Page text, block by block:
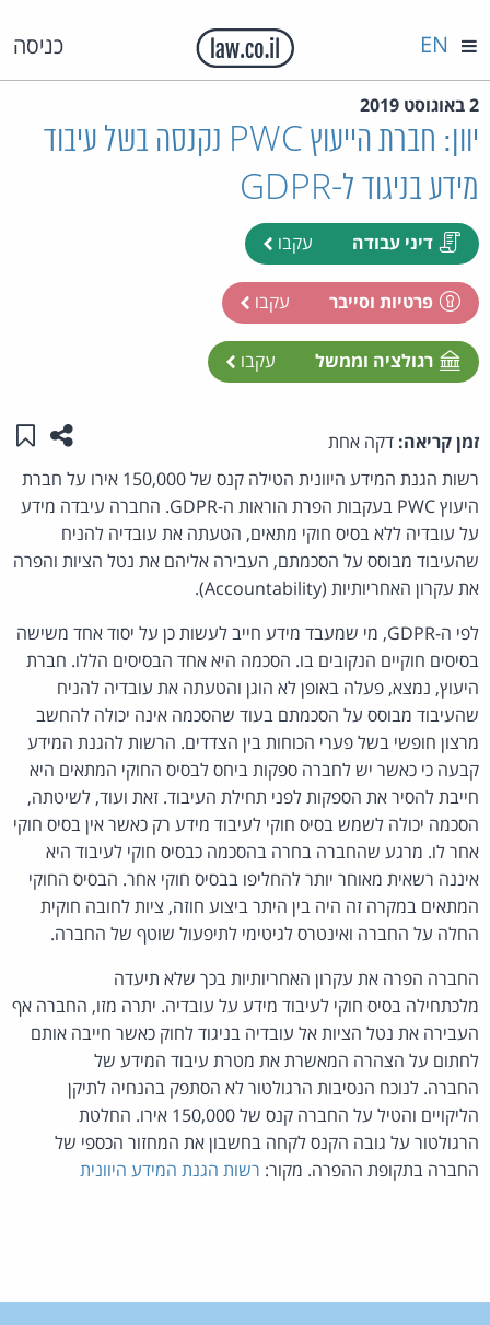
כניסה EN
2 באוגוסט 2019
יוון: חברת הייעוץ PWC נקנסה בשל עיבוד
מידע בניגוד ל-GDPR
דיני עבודה עקבו
פרטיות וסייבר עקבו
רגולציה וממשל עקבו
זמן קריאה: דקה אחת שתפו
רשות הגנת המידע היוונית הטילה קנס של 150,000 אירו על חברת
היעוץ PWC בעקבות הפרת הוראות ה-GDPR. החברה עיבדה מידע
על עובדיה ללא בסיס חוקי מתאים, הטעתה את עובדיה להניח
שהעיבוד מבוסס על הסכמתם, העבירה אליהם את נטל הציות והפרה
את עקרון האחריותיות (Accountability).
לפי ה-GDPR, מי שמעבד מידע חייב לעשות כן על יסוד אחד משישה
בסיסים חוקיים הנקובים בו. הסכמה היא אחד הבסיסים הללו. חברת
היעוץ, נמצא, פעלה באופן לא הוגן והטעתה את עובדיה להניח
שהעיבוד מבוסס על הסכמתם בעוד שהסכמה אינה יכולה להחשב
מרצון חופשי בשל פערי הכוחות בין הצדדים. הרשות להגנת המידע
קבעה כי כאשר יש לחברה ספקות ביחס לבסיס החוקי המתאים היא
חייבת להסיר את הספקות לפני תחילת העיבוד. זאת ועוד, לשיטתה,
הסכמה יכולה לשמש בסיס חוקי לעיבוד מידע רק כאשר אין בסיס חוקי
אחר לו. מרגע שהחברה בחרה בהסכמה כבסיס חוקי לעיבוד היא
איננה רשאית מאוחר יותר להחליפו בבסיס חוקי אחר. הבסיס החוקי
המתאים במקרה זה היה בין היתר ביצוע חוזה, ציות לחובה חוקית
החלה על החברה ואינטרס לגיטימי לתיפעול שוטף של החברה.
החברה הפרה את עקרון האחריותיות בכך שלא תיעדה
מלכתחילה בסיס חוקי לעיבוד מידע על עובדיה. יתרה מזו, החברה אף
העבירה את נטל הציות אל עובדיה בניגוד לחוק כאשר חייבה אותם
לחתום על הצהרה המאשרת את מטרת עיבוד המידע של
החברה. לנוכח הנסיבות הרגולטור לא הסתפק בהנחיה לתיקן
הליקויים והטיל על החברה קנס של 150,000 אירו. החלטת
הרגולטור על גובה הקנס לקחה בחשבון את המחזור הכספי של
החברה בתקופת ההפרה. מקור: רשות הגנת המידע היוונית